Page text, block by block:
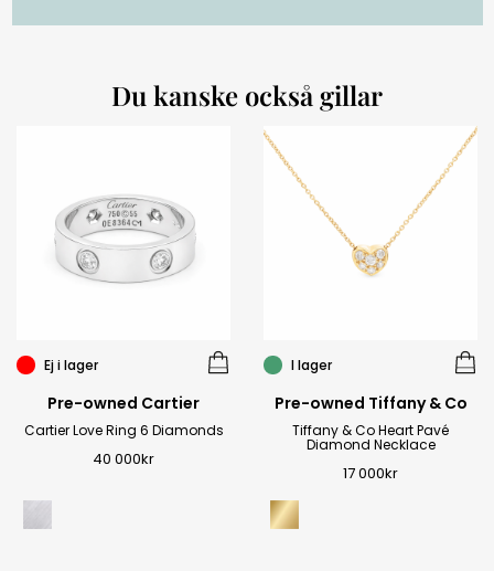
Du kanske också gillar
Ej i lager
Pre-owned Cartier
Cartier Love Ring 6 Diamonds
40 000kr
I lager
Pre-owned Tiffany & Co
Tiffany & Co Heart Pavé
Diamond Necklace
17 000kr